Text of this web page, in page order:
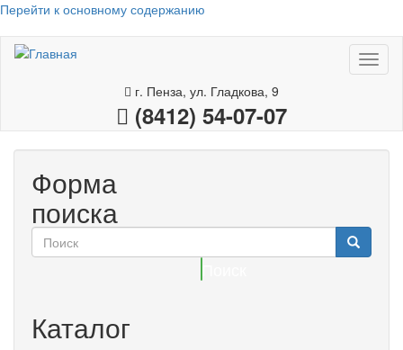
Перейти к основному содержанию
г. Пенза, ул. Гладкова, 9
(8412) 54-07-07
Форма
поиска
Каталог